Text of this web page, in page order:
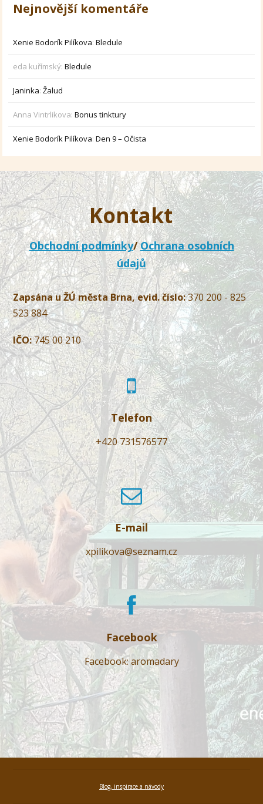
Nejnovější komentáře
Xenie Bodorík Pilíkova:Bledule
eda kuřímský:Bledule
Janinka:Žalud
Anna Vintrlikova:Bonus tinktury
Xenie Bodorík Pilíkova:Den 9 – Očista
Kontakt
Obchodní podmínky/Ochrana osobních
údajů
Zapsána u ŽÚ města Brna, evid. číslo:370 200 - 825
523 884
IČO:745 00 210
Telefon
+420 731576577
E-mail
xpilikova@seznam.cz
Facebook
Facebook: aromadary
Blog, inspirace a návody